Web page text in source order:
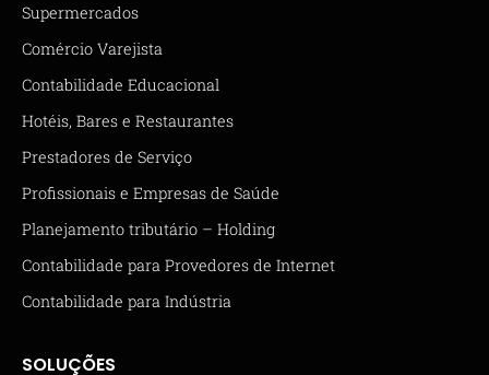
Supermercados
Comércio Varejista
Contabilidade Educacional
Hotéis, Bares e Restaurantes
Prestadores de Serviço
Profissionais e Empresas de Saúde
Planejamento tributário – Holding
Contabilidade para Provedores de Internet
Contabilidade para Indústria
SOLUÇÕES